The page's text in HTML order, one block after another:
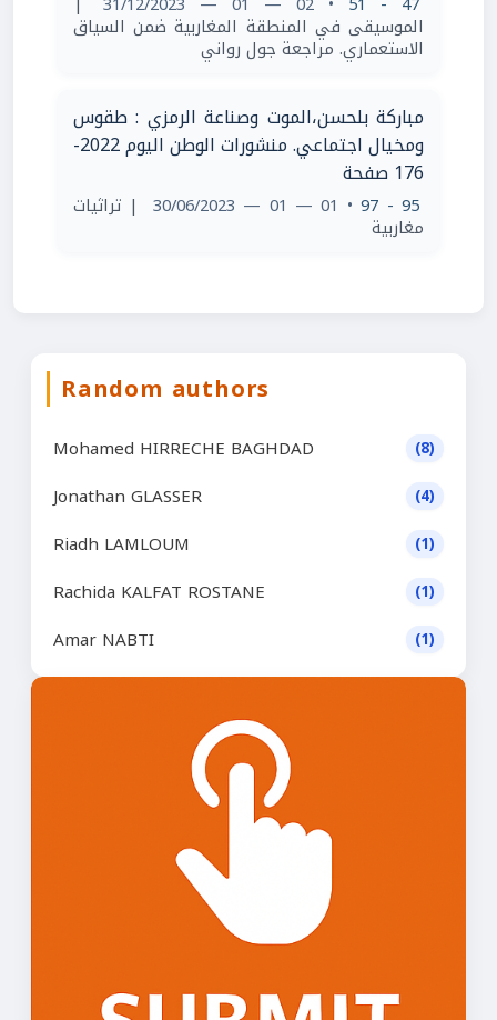
الموسيقى في المنطقة المغاربية ضمن السياق
الاستعماري. مراجعة جول رواني
مباركة بلحسن،الموت وصناعة الرمزي : طقوس
ومخيال اجتماعي. منشورات الوطن اليوم 2022-
176 صفحة
95 - 97
• 01 — 01 — 30/06/2023 | تراثيات
مغاربية
Random authors
Mohamed HIRRECHE BAGHDAD (8)
Jonathan GLASSER (4)
Riadh LAMLOUM (1)
Rachida KALFAT ROSTANE (1)
Amar NABTI (1)